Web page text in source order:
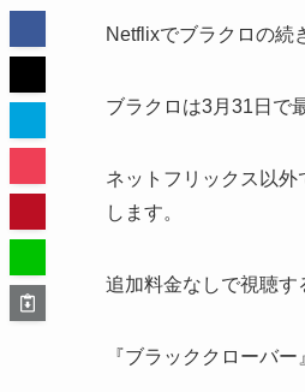
Netflixでブラクロの続
ブラクロは3月31日で
ネットフリックス以
します。
追加料金なしで視聴す
『ブラッククローバ